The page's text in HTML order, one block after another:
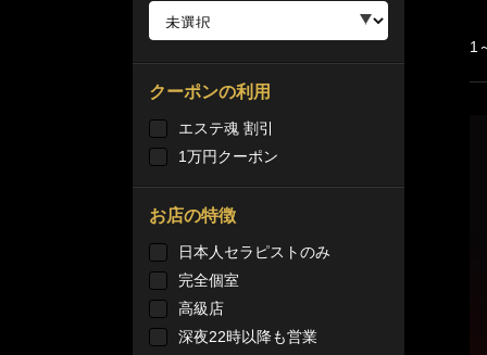
1
クーポンの利用
エステ魂 割引
1万円クーポン
お店の特徴
日本人セラピストのみ
完全個室
高級店
深夜22時以降も営業